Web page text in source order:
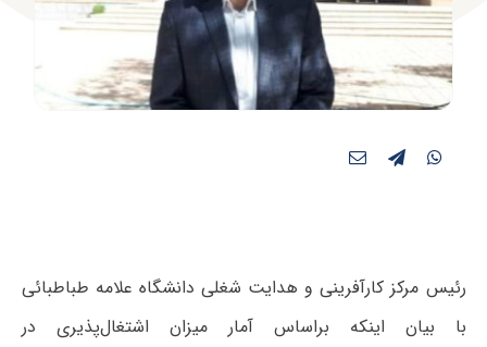
رئیس مرکز کارآفرینی و هدایت شغلی دانشگاه علامه طباطبائی
با بیان اینکه براساس آمار میزان اشتغال‌پذیری در